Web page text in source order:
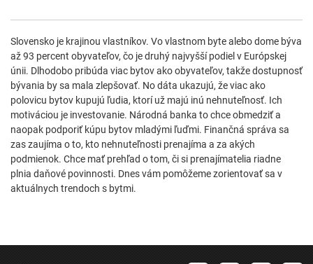
Slovensko je krajinou vlastníkov. Vo vlastnom byte alebo dome býva
až 93 percent obyvateľov, čo je druhý najvyšší podiel v Európskej
únii. Dlhodobo pribúda viac bytov ako obyvateľov, takže dostupnosť
bývania by sa mala zlepšovať. No dáta ukazujú, že viac ako
polovicu bytov kupujú ľudia, ktorí už majú inú nehnuteľnosť. Ich
motiváciou je investovanie. Národná banka to chce obmedziť a
naopak podporiť kúpu bytov mladými ľuďmi. Finančná správa sa
zas zaujíma o to, kto nehnuteľnosti prenajíma a za akých
podmienok. Chce mať prehľad o tom, či si prenajímatelia riadne
plnia daňové povinnosti. Dnes vám pomôžeme zorientovať sa v
aktuálnych trendoch s bytmi.